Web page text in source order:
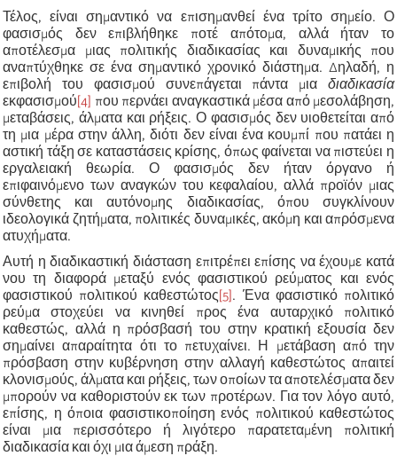
Τέλος, είναι σημαντικό να επισημανθεί ένα τρίτο σημείο. Ο
φασισμός δεν επιβλήθηκε ποτέ απότομα, αλλά ήταν το
αποτέλεσμα μιας πολιτικής διαδικασίας και δυναμικής που
αναπτύχθηκε σε ένα σημαντικό χρονικό διάστημα. Δηλαδή, η
επιβολή του φασισμού συνεπάγεται πάντα μια διαδικασία
εκφασισμού[4] που περνάει αναγκαστικά μέσα από μεσολάβηση,
μεταβάσεις, άλματα και ρήξεις. Ο φασισμός δεν υιοθετείται από
τη μια μέρα στην άλλη, διότι δεν είναι ένα κουμπί που πατάει η
αστική τάξη σε καταστάσεις κρίσης, όπως φαίνεται να πιστεύει η
εργαλειακή θεωρία. Ο φασισμός δεν ήταν όργανο ή
επιφαινόμενο των αναγκών του κεφαλαίου, αλλά προϊόν μιας
σύνθετης και αυτόνομης διαδικασίας, όπου συγκλίνουν
ιδεολογικά ζητήματα, πολιτικές δυναμικές, ακόμη και απρόσμενα
ατυχήματα.
Αυτή η διαδικαστική διάσταση επιτρέπει επίσης να έχουμε κατά
νου τη διαφορά μεταξύ ενός φασιστικού ρεύματος και ενός
φασιστικού πολιτικού καθεστώτος[5]. Ένα φασιστικό πολιτικό
ρεύμα στοχεύει να κινηθεί προς ένα αυταρχικό πολιτικό
καθεστώς, αλλά η πρόσβασή του στην κρατική εξουσία δεν
σημαίνει απαραίτητα ότι το πετυχαίνει. Η μετάβαση από την
πρόσβαση στην κυβέρνηση στην αλλαγή καθεστώτος απαιτεί
κλονισμούς, άλματα και ρήξεις, των οποίων τα αποτελέσματα δεν
μπορούν να καθοριστούν εκ των προτέρων. Για τον λόγο αυτό,
επίσης, η όποια φασιστικοποίηση ενός πολιτικού καθεστώτος
είναι μια περισσότερο ή λιγότερο παρατεταμένη πολιτική
διαδικασία και όχι μια άμεση πράξη.